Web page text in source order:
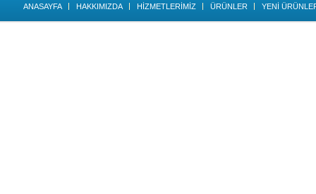
ANASAYFA HAKKIMIZDA HİZMETLERİMİZ ÜRÜNLER YENİ